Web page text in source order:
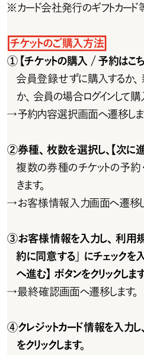
※カード会 社 発 行のギフトカー
チ ケットのご 購 入 方 法
①【チケットの購入 / 予約はこち
会員登録せずに購入するか
か、会員の場合ログインして購
→予約内容選択画面へ遷移しま
②券種、枚数を選択し、【次に進
複 数 の 券 種 の チ ケットの 予 約
きます。
→お客様情報入力画面へ遷移し
③お客様情報を入力し、利用
約に同意する」にチェックを
へ進む】ボタンをクリックします
→最終確認画面へ遷移します。
④クレジットカード情報を入力し
をクリックします。